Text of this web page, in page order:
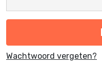
Wachtwoord vergeten?